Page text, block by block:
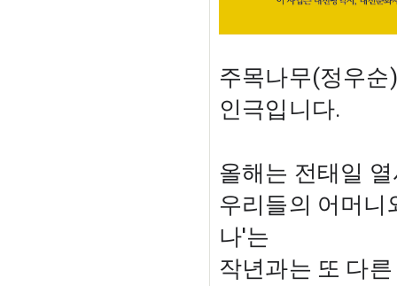
주목나무(정우
인극입니다.
올해는 전태일
우리들의 어머니
나'는
작년과는 또 다